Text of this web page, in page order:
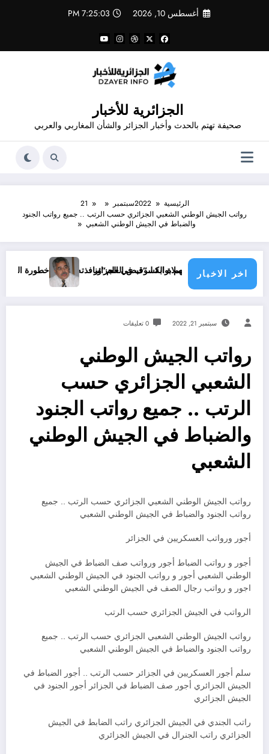
أغسطس 10, 2026 7:25:03 PM
الجزائرية للأخبار
صحيفة تهتم بالحدث وأخبار الجزائر والشأن المغاربي والعربي
الرئيسية 2022سبتمبر
21
رواتب الجيش الوطني الشعبي الجزائري حسب الرتب .. جميع رواتب الجنود
والضباط في الجيش الوطني الشعبي
اخر الاخبار
للدفاع عنهم بوابة لـ”قبض العلم”ونافذته !!
صلاة الكسوف في الجزائر خطورة الكسوف الشمسي و تاثيره على
سبتمبر 21, 2022 0 تعليقات
رواتب الجيش الوطني
الشعبي الجزائري حسب
الرتب .. جميع رواتب الجنود
والضباط في الجيش الوطني
الشعبي
رواتب الجيش الوطني الشعبي الجزائري حسب الرتب .. جميع
رواتب الجنود والضباط في الجيش الوطني الشعبي
أجور ورواتب العسكريين في الجزائر
أجور و رواتب الضباط أجور ورواتب صف الضباط في الجيش
الوطني الشعبي أجور و رواتب الجنود في الجيش الوطني الشعبي
اجور و رواتب رجال الصف في الجيش الوطني الشعبي
الرواتب في الجيش الجزائري حسب الرتب
رواتب الجيش الوطني الشعبي الجزائري حسب الرتب .. جميع
رواتب الجنود والضباط في الجيش الوطني الشعبي
سلم أجور العسكريين في الجزائر حسب الرتب .. أجور الضباط في
الجيش الجزائري أجور صف الضباط في الجزائر أجور الجنود في
الجيش الجزائري
راتب الجندي في الجيش الجزائري راتب الضابط في الجيش
الجزائري راتب الجنرال في الجيش الجزائري